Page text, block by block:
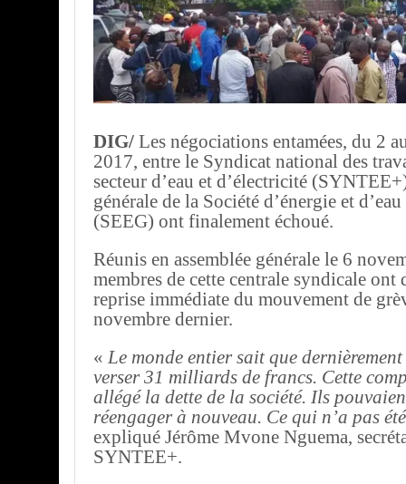
DIG/ Les négociations entamées, du 2
2017, entre le Syndicat national des
secteur d’eau et d’électricité
générale de la Société d’énergie et
(SEEG) ont finalement échoué.
Réunis en assemblée générale le 6
membres de cette centrale syndicale ont
reprise immédiate du mouvement de
novembre dernier.
« Le monde entier sait que
verser 31 milliards de francs. Cette
allégé la dette de la société. Ils
réengager à nouveau. Ce qui n’a pas
expliqué Jérôme Mvone Nguema,
SYNTEE+.